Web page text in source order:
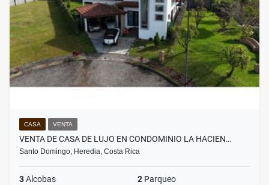
CASA VENTA
VENTA DE CASA DE LUJO EN CONDOMINIO LA HACIEN…
Santo Domingo, Heredia, Costa Rica
3Alcobas 2 Parqueo